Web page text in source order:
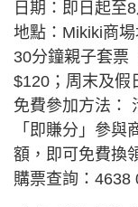
日期：即日起至
地點：Mikiki商
30分鐘親子套票
$120；周末及假
免費參加方法：
「即賺分」參
額，即可免費換
購票查詢：4638